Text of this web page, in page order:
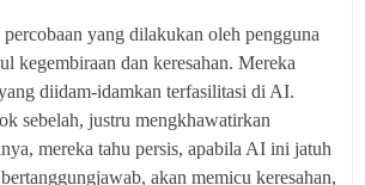
yang dilakukan oleh pengguna
kegembiraan dan keresahan. Mereka
diidam-idamkan terfasilitasi di AI.
sebelah, justru mengkhawatirkan
mereka tahu persis, apabila AI ini jatuh
akan memicu keresahan,